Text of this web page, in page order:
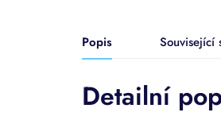
Popis Související
Detailní